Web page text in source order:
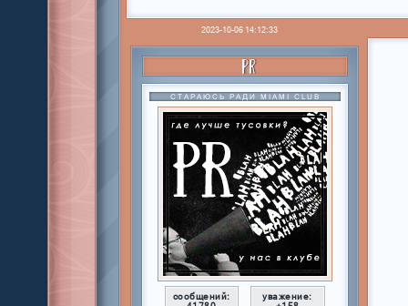
2023-10-06 14:12:33
PR
СТАРАЮСЬ РАДИ MIAMI CLUB
сообщений:
уважение: